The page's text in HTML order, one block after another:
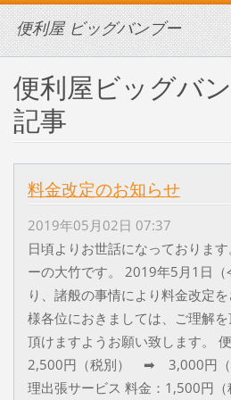
便利屋 ビッグバンブー
便利屋ビッグバ
記事
料金改定のお知らせ
2019年05月02日 07:37
日頃よりお世話になっておりま
ーの大竹です。 2019年5月1日（
り、諸般の事情により料金改定
様各位におきましては、ご理解
頂けますようお願い致します。
2,500円（税別） ➡ 3,000円（
理出張サービス 料金：1,500